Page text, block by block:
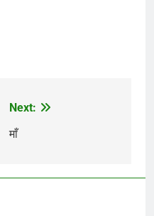
Next:
माँ